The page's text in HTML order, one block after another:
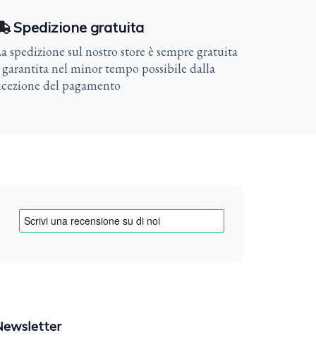
Spedizione gratuita
spedizione sul nostro store è sempre gratuita
garantita nel minor tempo possibile dalla
del pagamento